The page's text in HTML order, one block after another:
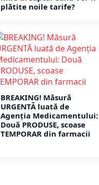
plătite noile tarife?
BREAKING! Măsură
URGENTĂ luată de
Agenția Medicamentului:
Două PRODUSE, scoase
TEMPORAR din farmacii